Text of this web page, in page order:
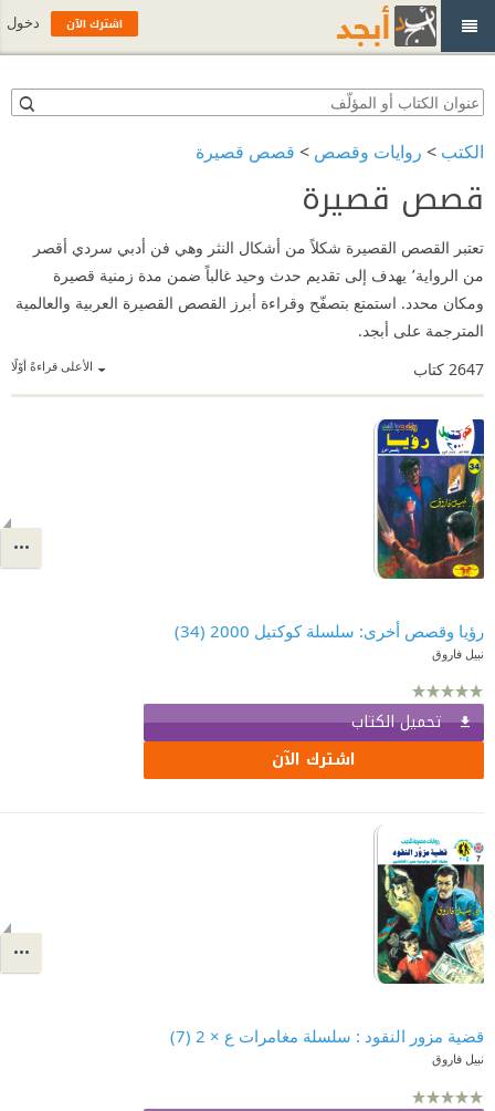
الكتب > روايات وقصص > قصص قصيرة
قصص قصيرة
تعتبر القصص القصيرة شكلاً من أشكال النثر وهي فن أدبي سردي أقصر
من الرواية٬ يهدف إلى تقديم حدث وحيد غالباً ضمن مدة زمنية قصيرة
ومكان محدد. استمتع بتصفّح وقراءة أبرز القصص القصيرة العربية والعالمية
المترجمة على أبجد.
الأعلى قراءةً أوّلًا 2647 كتاب
رؤيا وقصص أخرى: سلسلة كوكتيل 2000 (34)
نبيل فاروق
تحميل الكتاب
اشترك الآن
قضية مزور النقود : سلسلة مغامرات ع × 2 (7)
نبيل فاروق
اشترك الآن دخول